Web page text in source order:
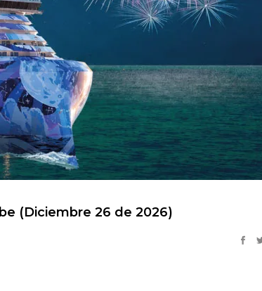
(Diciembre 26 de 2026)